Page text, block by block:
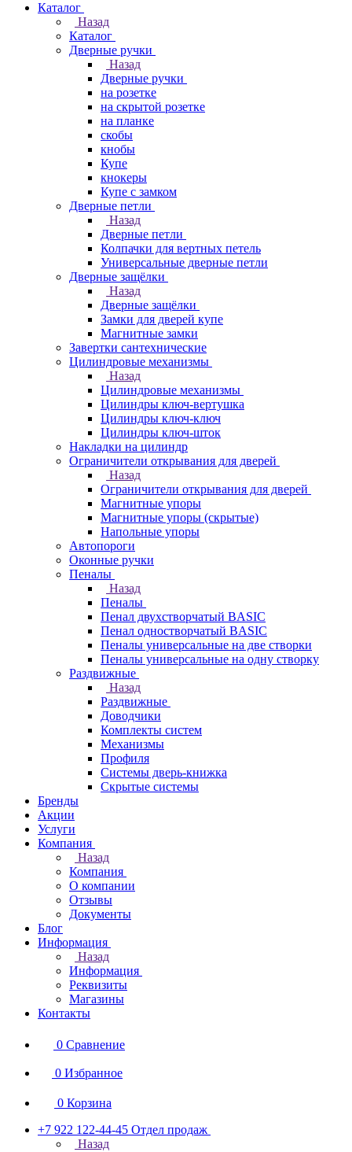
Каталог
Назад
Каталог
Дверные ручки
Назад
Дверные ручки
на розетке
на скрытой розетке
на планке
скобы
кнобы
Купе
кнокеры
Купе с замком
Дверные петли
Назад
Дверные петли
Колпачки для вертных петель
Универсальные дверные петли
Дверные защёлки
Назад
Дверные защёлки
Замки для дверей купе
Магнитные замки
Завертки сантехнические
Цилиндровые механизмы
Назад
Цилиндровые механизмы
Цилиндры ключ-вертушка
Цилиндры ключ-ключ
Цилиндры ключ-шток
Накладки на цилиндр
Ограничители открывания для дверей
Назад
Ограничители открывания для дверей
Магнитные упоры
Магнитные упоры (скрытые)
Напольные упоры
Автопороги
Оконные ручки
Пеналы
Назад
Пеналы
Пенал двухстворчатый BASIC
Пенал одностворчатый BASIC
Пеналы универсальные на две створки
Пеналы универсальные на одну створку
Раздвижные
Назад
Раздвижные
Доводчики
Комплекты систем
Механизмы
Профиля
Системы дверь-книжка
Скрытые системы
Бренды
Акции
Услуги
Компания
Назад
Компания
О компании
Отзывы
Документы
Блог
Информация
Назад
Информация
Реквизиты
Магазины
Контакты
0 Сравнение
0 Избранное
0 Корзина
+7 922 122-44-45 Отдел продаж
Назад